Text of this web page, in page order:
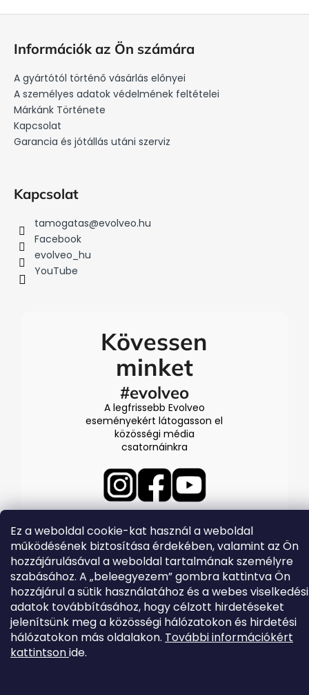
Ez a weboldal cookie-kat használ a weboldal
működésének biztosítása érdekében, valamint az Ön
hozzájárulásával a weboldal tartalmának személyre
szabásához. A „beleegyezem” gombra kattintva Ön
hozzájárul a sütik használatához és a webes viselkedési
adatok továbbításához, hogy célzott hirdetéseket
jelenítsünk meg a közösségi hálózatokon és hirdetési
hálózatokon más oldalakon. További információkért
kattintsonide.
Információk az Ön számára
A gyártótól történő vásárlás előnyei
A személyes adatok védelmének feltételei
Márkánk Története
Kapcsolat
Garancia és jótállás utáni szerviz
Kapcsolat
tamogatas@evolveo.hu
Facebook
evolveo_hu
YouTube
Kövessen
minket
#evolveo
A legfrissebb Evolveo
eseményekért látogasson el
közösségi média
csatornáinkra
Shoptet készítette
Copyright 2026 EVOLVEO.hu. Minden jog fenntartva.